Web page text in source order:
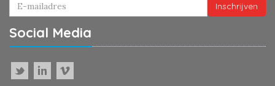
Inschrijven
Social Media